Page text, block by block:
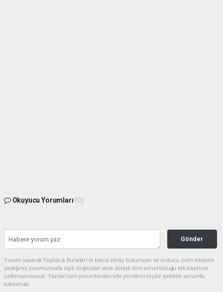
Okuyucu Yorumları (0)
Gönder
Yorum yazarak Topluluk Kuralları’nı kabul etmiş bulunuyor ve orducu.com sitesine
yaptığınız yorumunuzla ilgili doğrudan veya dolaylı tüm sorumluluğu tek başınıza
üstleniyorsunuz. Yazılan tüm yorumlardan site yönetimi hiçbir şekilde sorumlu
tutulamaz.